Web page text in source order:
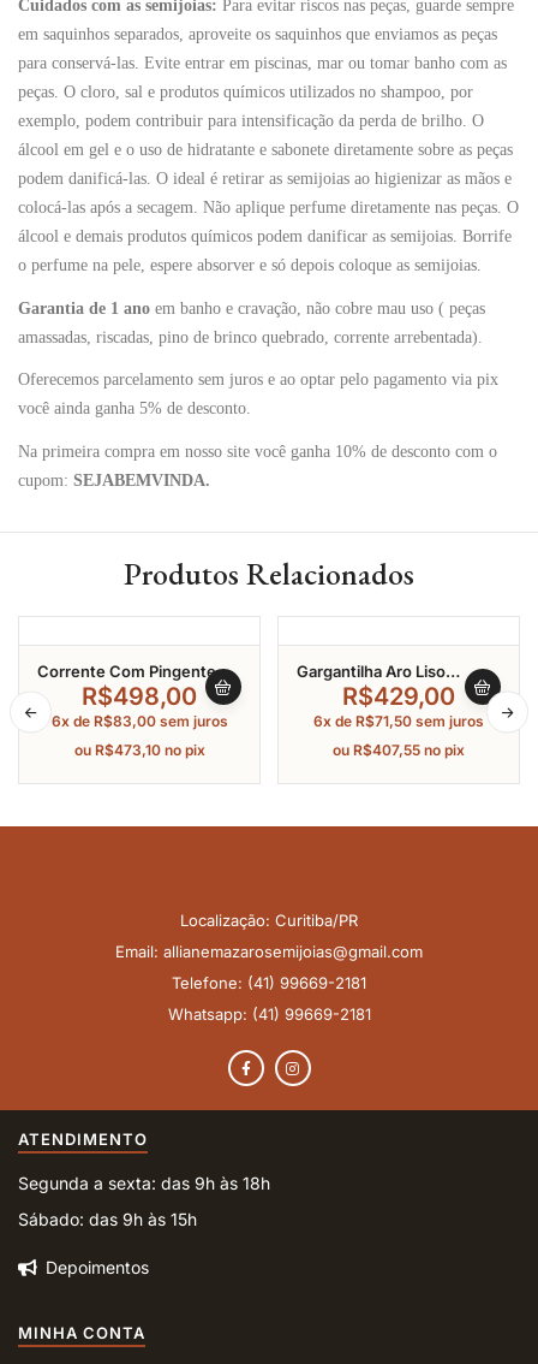
Cuidados com as semijoias: Para evitar riscos nas peças, guarde sempre
em saquinhos separados, aproveite os saquinhos que enviamos as peças
para conservá-las. Evite entrar em piscinas, mar ou tomar banho com as
peças. O cloro, sal e produtos químicos utilizados no shampoo, por
exemplo, podem contribuir para intensificação da perda de brilho. O
álcool em gel e o uso de hidratante e sabonete diretamente sobre as peças
podem danificá-las. O ideal é retirar as semijoias ao higienizar as mãos e
colocá-las após a secagem. Não aplique perfume diretamente nas peças. O
álcool e demais produtos químicos podem danificar as semijoias. Borrife
o perfume na pele, espere absorver e só depois coloque as semijoias.
Garantia de 1 ano em banho e cravação, não cobre mau uso ( peças
amassadas, riscadas, pino de brinco quebrado, corrente arrebentada).
Oferecemos parcelamento sem juros e ao optar pelo pagamento via pix
você ainda ganha 5% de desconto.
Na primeira compra em nosso site você ganha 10% de desconto com o
cupom: SEJABEMVINDA.
Produtos Relacionados
Corrente Com Pingente
Em Coração E Elos
Banhado A Ouro 40Cm
R$498,00
6x de R$83,00 sem juros
ou R$473,10 no pix
Gargantilha Aro Liso
Trançado Fecho Boia
Banhado A Ouro 45Cm
R$429,00
6x de R$71,50 sem juros
ou R$407,55 no pix
Localização: Curitiba/PR
Email: allianemazarosemijoias@gmail.com
Telefone: (41) 99669-2181
Whatsapp: (41) 99669-2181
ATENDIMENTO
Segunda a sexta: das 9h às 18h
Sábado: das 9h às 15h
Depoimentos
MINHA CONTA